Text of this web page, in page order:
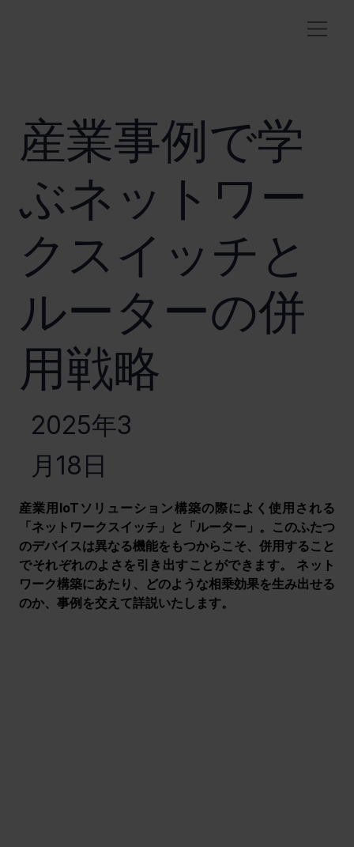
産業事例で学
ぶネットワー
クスイッチと
ルーターの併
用戦略
2025年3
月18日
産業用IoTソリューション構築の際によく使用される
「ネットワークスイッチ」と「ルーター」。このふたつ
のデバイスは異なる機能をもつからこそ、併用すること
でそれぞれのよさを引き出すことができます。 ネット
ワーク構築にあたり、どのような相乗効果を生み出せる
のか、事例を交えて詳説いたします。